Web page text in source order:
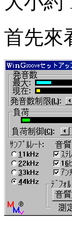
首先來